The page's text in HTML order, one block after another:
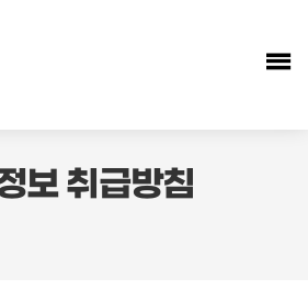
보 취급방침